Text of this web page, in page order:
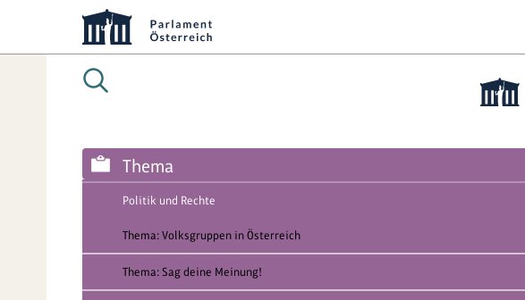
Thema
Politik und Rechte
Thema: Volksgruppen in Österreich
Thema: Sag deine Meinung!